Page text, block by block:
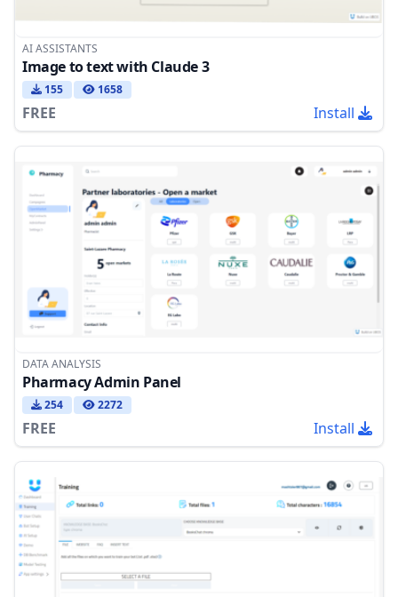
AI ASSISTANTS
Image to text with Claude 3
155 1658
FREE Install
DATA ANALYSIS
Pharmacy Admin Panel
254 2272
FREE Install